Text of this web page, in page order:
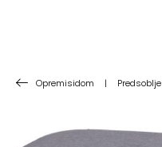
Opremisidom | Predsoblje